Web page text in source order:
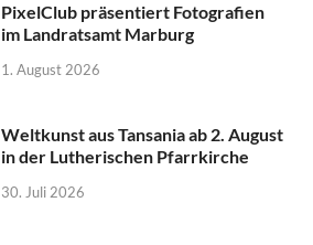
PixelClub präsentiert Fotografien
im Landratsamt Marburg
1. August 2026
Weltkunst aus Tansania ab 2. August
in der Lutherischen Pfarrkirche
30. Juli 2026